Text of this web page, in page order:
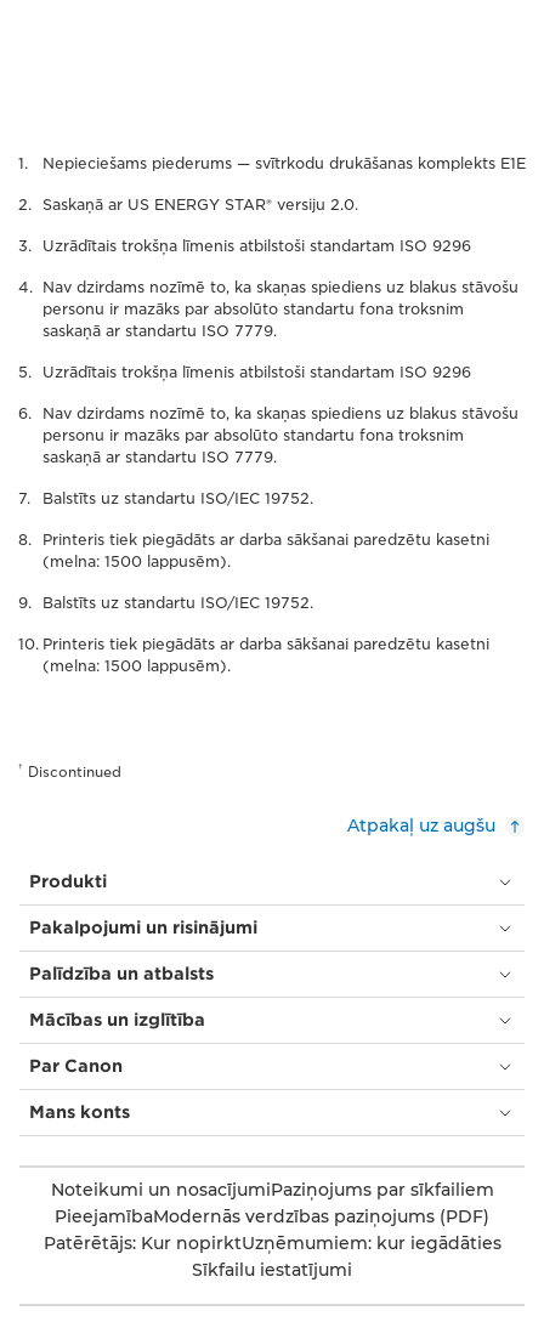
Nepieciešams piederums — svītrkodu drukāšanas komplekts E1E
Saskaņā ar US ENERGY STAR® versiju 2.0.
Uzrādītais trokšņa līmenis atbilstoši standartam ISO 9296
Nav dzirdams nozīmē to, ka skaņas spiediens uz blakus stāvošu
personu ir mazāks par absolūto standartu fona troksnim
saskaņā ar standartu ISO 7779.
Uzrādītais trokšņa līmenis atbilstoši standartam ISO 9296
Nav dzirdams nozīmē to, ka skaņas spiediens uz blakus stāvošu
personu ir mazāks par absolūto standartu fona troksnim
saskaņā ar standartu ISO 7779.
Balstīts uz standartu ISO/IEC 19752.
Printeris tiek piegādāts ar darba sākšanai paredzētu kasetni
(melna: 1500 lappusēm).
Balstīts uz standartu ISO/IEC 19752.
Printeris tiek piegādāts ar darba sākšanai paredzētu kasetni
(melna: 1500 lappusēm).
† Discontinued
Atpakaļ uz augšu
Produkti
Pakalpojumi un risinājumi
Palīdzība un atbalsts
Mācības un izglītība
Par Canon
Mans konts
Noteikumi un nosacījumiPaziņojums par sīkfailiem
PieejamībaModernās verdzības paziņojums (PDF)
Patērētājs: Kur nopirktUzņēmumiem: kur iegādāties
Sīkfailu iestatījumi